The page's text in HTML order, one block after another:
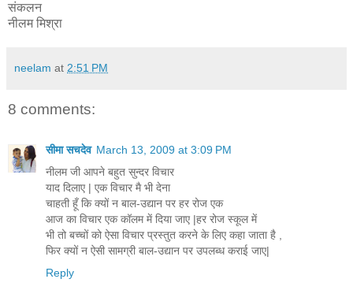
संकलन
नीलम मिश्रा
neelam at 2:51 PM
8 comments:
सीमा सचदेव March 13, 2009 at 3:09 PM
नीलम जी आपने बहुत सुन्दर विचार
याद दिलाए | एक विचार मै भी देना
चाहती हूँ कि क्यों न बाल-उद्यान पर हर रोज एक
आज का विचार एक कॉलम में दिया जाए |हर रोज स्कूल में
भी तो बच्चों को ऐसा विचार प्रस्तुत करने के लिए कहा जाता है ,
फिर क्यों न ऐसी सामग्री बाल-उद्यान पर उपलब्ध कराई जाए|
Reply